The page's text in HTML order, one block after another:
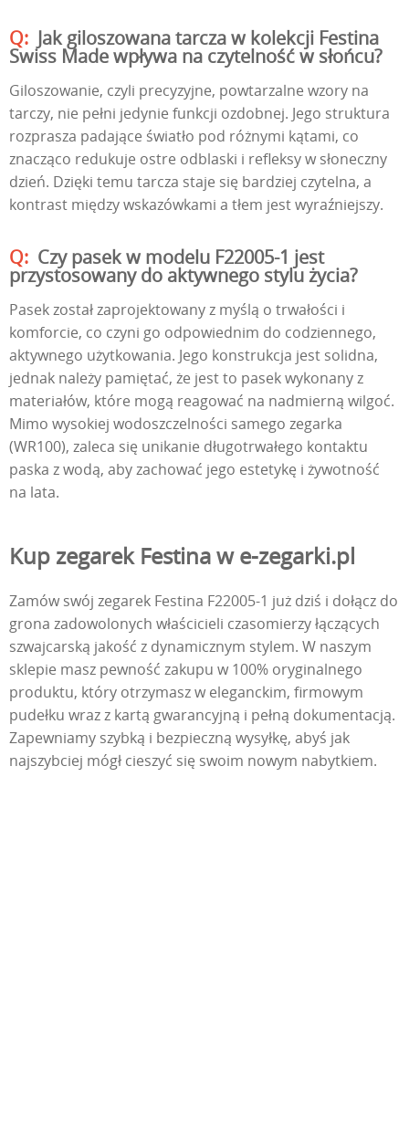
Jak giloszowana tarcza w kolekcji Festina
Swiss Made wpływa na czytelność w słońcu?
Giloszowanie, czyli precyzyjne, powtarzalne wzory na
tarczy, nie pełni jedynie funkcji ozdobnej. Jego struktura
rozprasza padające światło pod różnymi kątami, co
znacząco redukuje ostre odblaski i refleksy w słoneczny
dzień. Dzięki temu tarcza staje się bardziej czytelna, a
kontrast między wskazówkami a tłem jest wyraźniejszy.
Czy pasek w modelu F22005-1 jest
przystosowany do aktywnego stylu życia?
Pasek został zaprojektowany z myślą o trwałości i
komforcie, co czyni go odpowiednim do codziennego,
aktywnego użytkowania. Jego konstrukcja jest solidna,
jednak należy pamiętać, że jest to pasek wykonany z
materiałów, które mogą reagować na nadmierną wilgoć.
Mimo wysokiej wodoszczelności samego zegarka
(WR100), zaleca się unikanie długotrwałego kontaktu
paska z wodą, aby zachować jego estetykę i żywotność
na lata.
Kup zegarek Festina w e-zegarki.pl
Zamów swój zegarek Festina F22005-1 już dziś i dołącz do
grona zadowolonych właścicieli czasomierzy łączących
szwajcarską jakość z dynamicznym stylem. W naszym
sklepie masz pewność zakupu w 100% oryginalnego
produktu, który otrzymasz w eleganckim, firmowym
pudełku wraz z kartą gwarancyjną i pełną dokumentacją.
Zapewniamy szybką i bezpieczną wysyłkę, abyś jak
najszybciej mógł cieszyć się swoim nowym nabytkiem.